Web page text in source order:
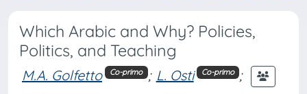
Which Arabic and Why? Policies,
Politics, and Teaching
M.A. Golfetto Co-primo ; L. Osti Co-primo
;